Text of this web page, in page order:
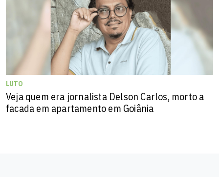
LUTO
Veja quem era jornalista Delson Carlos, morto a
facada em apartamento em Goiânia